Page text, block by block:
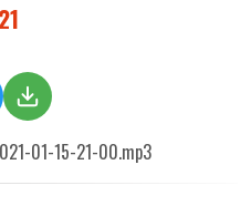
01-15-21-00.mp3